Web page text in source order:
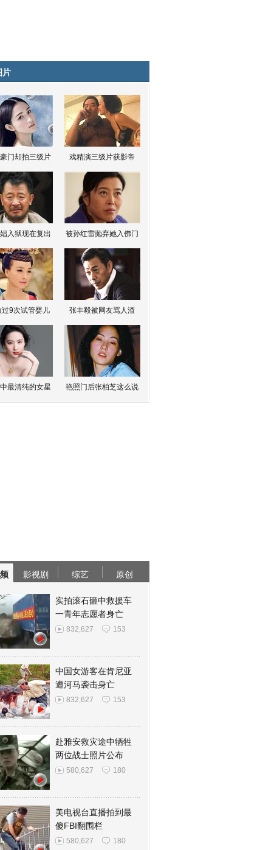
片
门却拍三级片 戏精演三级片获影帝
入狱现在复出 被孙红雷抛弃她入佛门
过9次试管婴儿 张丰毅被网友骂人渣
最清纯的女星 艳照门后张柏芝这么说
影视剧 综艺 原创
实拍滚石砸中救援车
一青年志愿者身亡
832,627 153
中国女游客在肯尼亚
遭河马袭击身亡
832,627 153
赴雅安救灾途中牺牲
两位战士照片公布
580,627 180
美电视台直播拍到最
傻FBI翻围栏
580,627 180